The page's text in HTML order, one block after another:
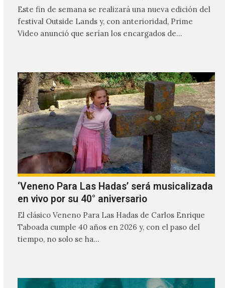
Este fin de semana se realizará una nueva edición del
festival Outside Lands y, con anterioridad, Prime
Video anunció que serían los encargados de
‘Veneno Para Las Hadas’ será musicalizada
en vivo por su 40° aniversario
El clásico Veneno Para Las Hadas de Carlos Enrique
Taboada cumple 40 años en 2026 y, con el paso del
tiempo, no solo se ha…